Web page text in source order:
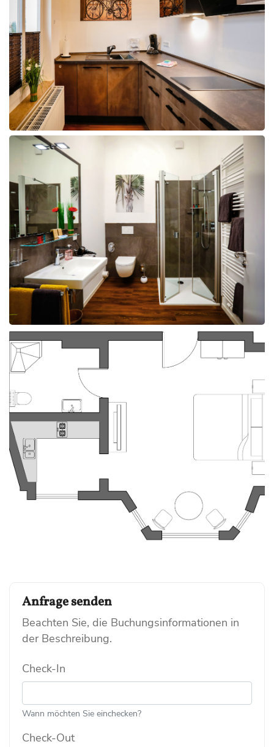
Anfrage senden
Beachten Sie, die Buchungsinformationen in
der Beschreibung.
Check-In
Wann möchten Sie einchecken?
Check-Out